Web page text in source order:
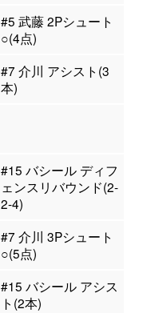
#5 武藤 2Pシュート
○(4点)
#7 介川 アシスト(3
本)
#15 バシール ディフ
ェンスリバウンド(2-
2-4)
#7 介川 3Pシュート
○(5点)
#15 バシール アシス
ト(2本)